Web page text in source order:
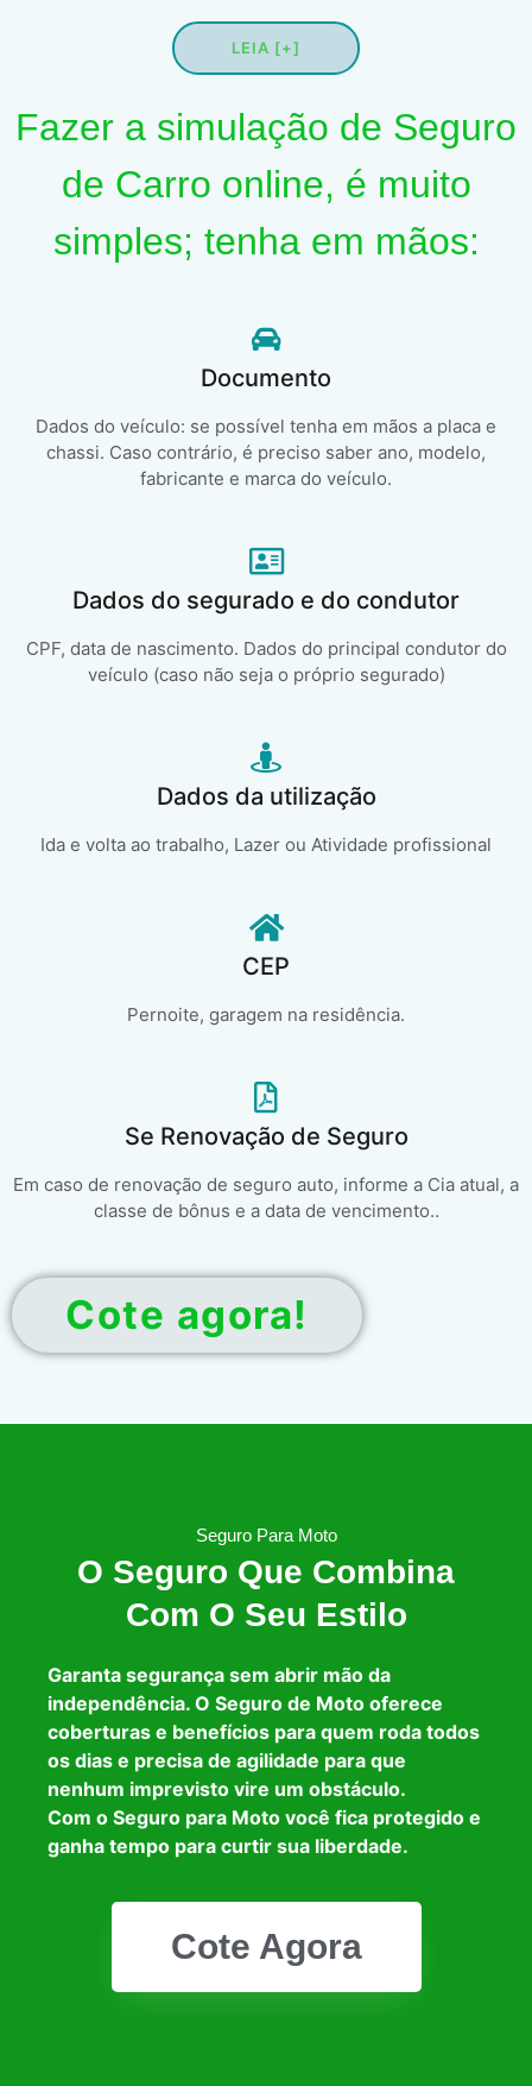
LEIA [+]
Fazer a simulação de Seguro
de Carro online, é muito
simples; tenha em mãos:
Documento
Dados do veículo: se possível tenha em mãos a placa e
chassi. Caso contrário, é preciso saber ano, modelo,
fabricante e marca do veículo.
Dados do segurado e do condutor
CPF, data de nascimento. Dados do principal condutor do
veículo (caso não seja o próprio segurado)
Dados da utilização
Ida e volta ao trabalho, Lazer ou Atividade profissional
CEP
Pernoite, garagem na residência.
Se Renovação de Seguro
Em caso de renovação de seguro auto, informe a Cia atual, a
classe de bônus e a data de vencimento..
Cote agora!
Seguro Para Moto
O Seguro Que Combina
Com O Seu Estilo
Garanta segurança sem abrir mão da
independência. O Seguro de Moto oferece
coberturas e benefícios para quem roda todos
os dias e precisa de agilidade para que
nenhum imprevisto vire um obstáculo.
Com o Seguro para Moto você fica protegido e
ganha tempo para curtir sua liberdade.
Cote Agora